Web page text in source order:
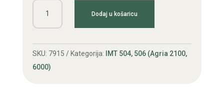
Glavčina
magneta
IMT
504,506
količina
Dodaj u košaricu
SKU: 7915 Kategorija:
IMT 504, 506 (Agria 2100,
6000)